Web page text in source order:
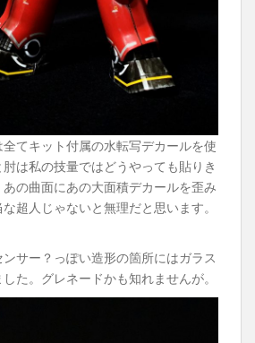
てキット付属の水転写デカールを使
は私の技量ではどうやっても貼りき
の曲面にあの大面積デカールを歪み
超人じゃないと無理だと思います。
サー？っぽい造形の箇所にはガラス
た。グレネードかも知れませんが。